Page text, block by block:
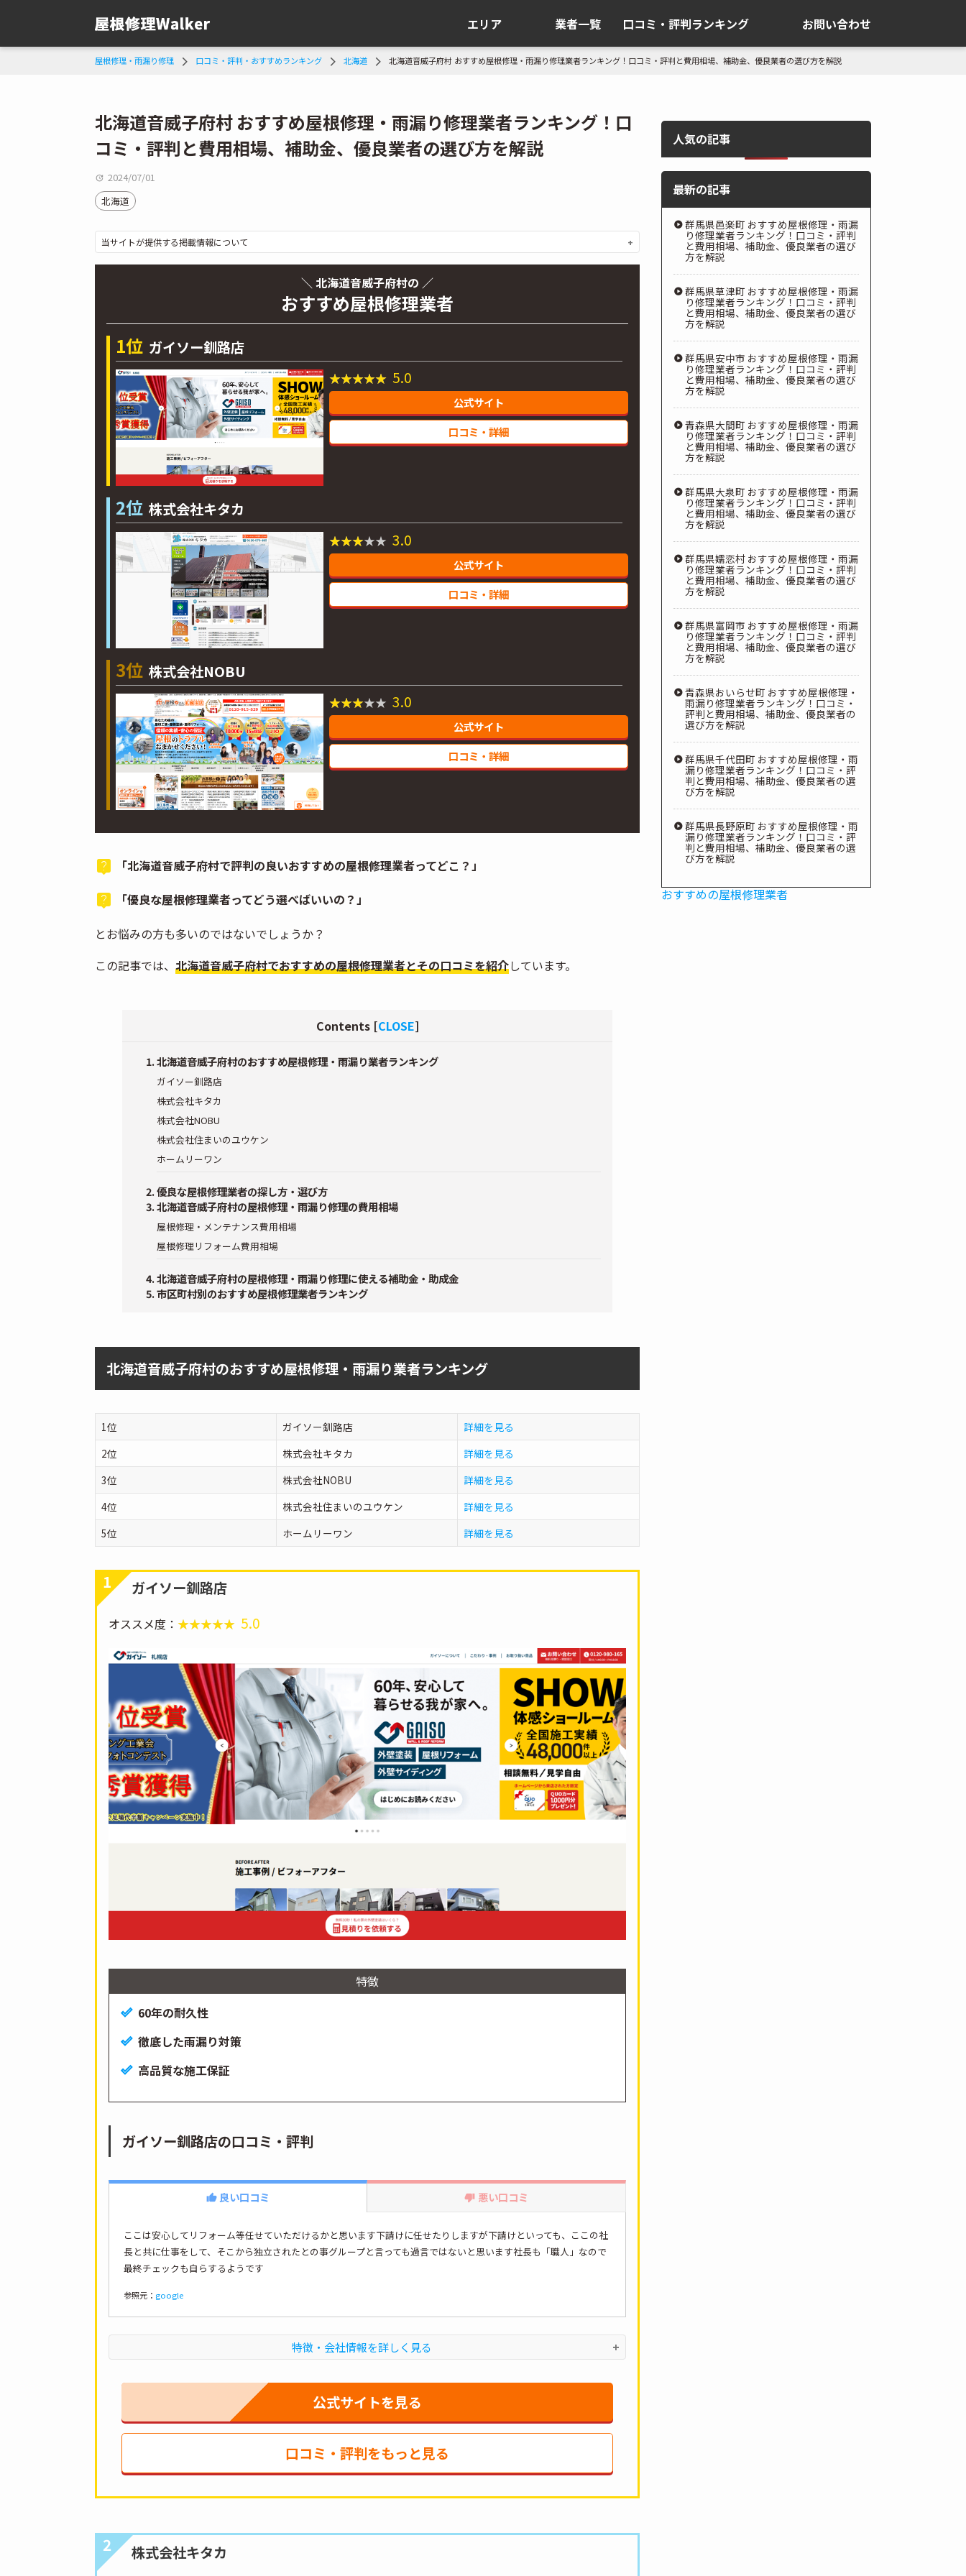
エリア 業者一覧 口コミ・評判ランキング お問い合わせ
屋根修理・雨漏り修理 口コミ・評判・おすすめランキング 北海道 北海道音威子府村 おすすめ屋根修理・雨漏り修理業者ランキング！口コミ・評判と費用相場、補助金、優良業者の選び方を解説
北海道音威子府村 おすすめ屋根修理・雨漏り修理業者ランキング！口
コミ・評判と費用相場、補助金、優良業者の選び方を解説
2024/07/01
北海道
当サイトが提供する掲載情報について
＼ 北海道音威子府村の ／
おすすめ屋根修理業者
1位 ガイソー釧路店
5.0
公式サイト
口コミ・詳細
2位 株式会社キタカ
3.0
公式サイト
口コミ・詳細
3位 株式会社NOBU
3.0
公式サイト
口コミ・詳細
「北海道音威子府村で評判の良いおすすめの屋根修理業者ってどこ？」
「優良な屋根修理業者ってどう選べばいいの？」
とお悩みの方も多いのではないでしょうか？
この記事では、 北海道音威子府村でおすすめの屋根修理業者とその口コミを紹介しています。
Contents [CLOSE]
北海道音威子府村のおすすめ屋根修理・雨漏り業者ランキング
ガイソー釧路店
株式会社キタカ
株式会社NOBU
株式会社住まいのユウケン
ホームリーワン
優良な屋根修理業者の探し方・選び方
北海道音威子府村の屋根修理・雨漏り修理の費用相場
屋根修理・メンテナンス費用相場
屋根修理リフォーム費用相場
北海道音威子府村の屋根修理・雨漏り修理に使える補助金・助成金
市区町村別のおすすめ屋根修理業者ランキング
北海道音威子府村のおすすめ屋根修理・雨漏り業者ランキング
1位 ガイソー釧路店
詳細を見る
2位
株式会社キタカ
詳細を見る
3位
株式会社NOBU
詳細を見る
4位
株式会社住まいのユウケン
詳細を見る
5位
ホームリーワン 詳細を見る
1 ガイソー釧路店
オススメ度： 5.0
特徴
60年の耐久性
徹底した雨漏り対策
高品質な施工保証
ガイソー釧路店の口コミ・評判
良い口コミ 悪い口コミ
ここは安心してリフォーム等任せていただけるかと思います下請けに任せたりしますが下請けといっても、ここの社
長と共に仕事をして、そこから独立されたとの事グループと言っても過言ではないと思います社長も「職人」なので
最終チェックも自らするようです
参照元： google
特徴・会社情報を詳しく見る
公式サイトを見る
口コミ・評判をもっと見る
2 株式会社キタカ
人気の記事
最新の記事
群馬県邑楽町 おすすめ屋根修理・雨漏
り修理業者ランキング！口コミ・評判
と費用相場、補助金、優良業者の選び
方を解説
群馬県草津町 おすすめ屋根修理・雨漏
り修理業者ランキング！口コミ・評判
と費用相場、補助金、優良業者の選び
方を解説
群馬県安中市 おすすめ屋根修理・雨漏
り修理業者ランキング！口コミ・評判
と費用相場、補助金、優良業者の選び
方を解説
青森県大間町 おすすめ屋根修理・雨漏
り修理業者ランキング！口コミ・評判
と費用相場、補助金、優良業者の選び
方を解説
群馬県大泉町 おすすめ屋根修理・雨漏
り修理業者ランキング！口コミ・評判
と費用相場、補助金、優良業者の選び
方を解説
群馬県嬬恋村 おすすめ屋根修理・雨漏
り修理業者ランキング！口コミ・評判
と費用相場、補助金、優良業者の選び
方を解説
群馬県富岡市 おすすめ屋根修理・雨漏
り修理業者ランキング！口コミ・評判
と費用相場、補助金、優良業者の選び
方を解説
青森県おいらせ町 おすすめ屋根修理・
雨漏り修理業者ランキング！口コミ・
評判と費用相場、補助金、優良業者の
選び方を解説
群馬県千代田町 おすすめ屋根修理・雨
漏り修理業者ランキング！口コミ・評
判と費用相場、補助金、優良業者の選
び方を解説
群馬県長野原町 おすすめ屋根修理・雨
漏り修理業者ランキング！口コミ・評
判と費用相場、補助金、優良業者の選
び方を解説
おすすめの屋根修理業者